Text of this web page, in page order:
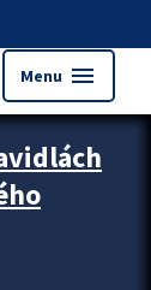
Menu menu